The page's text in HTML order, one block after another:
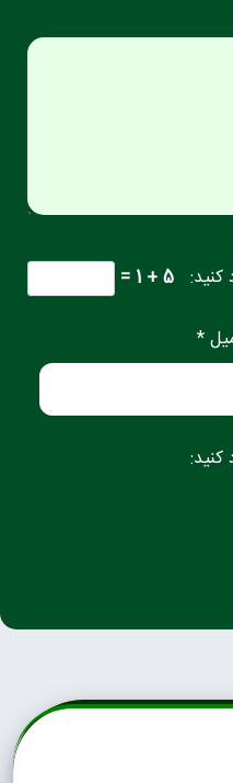
کنید: 5 + 1 =
*
کنید: